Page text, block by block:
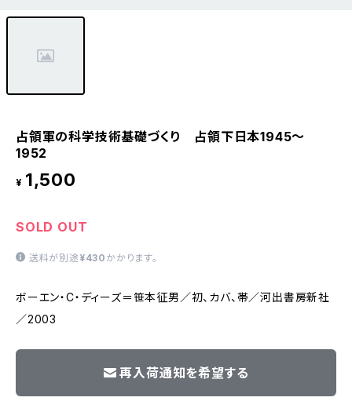
占領軍の科学技術基礎づくり 占領下日本1945～
1952
¥ 1,500
SOLD OUT
送料が別途 ¥430 かかります。
ボーエン・C・ディーズ＝笹本征男／初、カバ、帯／河出書房新社
／2003
再入荷通知を希望する